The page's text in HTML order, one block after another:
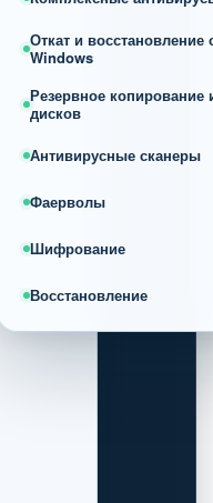
Откат и восстановление
Windows
Резервное копирование
дисков
Антивирусные сканеры
Фаерволы
Шифрование
Восстановление